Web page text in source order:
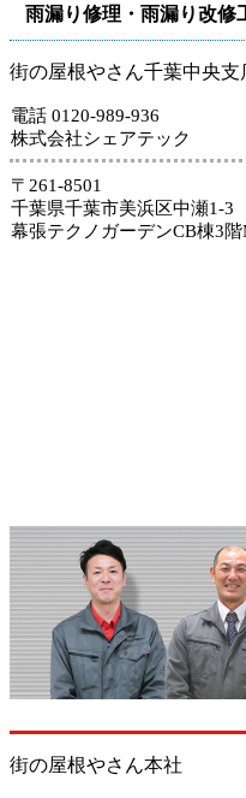
雨漏り修理・雨漏り改修
街の屋根やさん千葉中央支
電話 0120-989-936
株式会社シェアテック
〒261-8501
千葉県千葉市美浜区中瀬1-3
幕張テクノガーデンCB棟3階
街の屋根やさん本社